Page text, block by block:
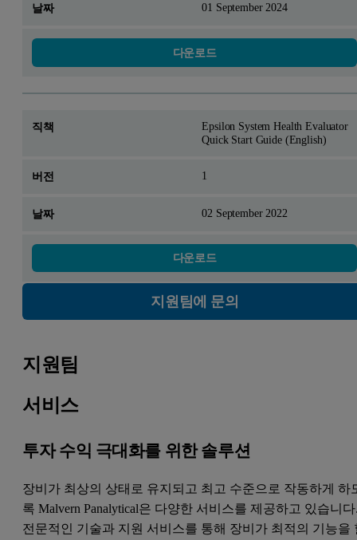
01 September 2024
다운로드
Epsilon System Health Evaluator
Quick Start Guide (English)
1
02 September 2022
다운로드
지원팀에 문의
지원팀
서비스
투자 수익 극대화를 위한 솔루션
장비가 최상의 상태로 유지되고 최고 수준으로 작동하게 하
록 Malvern Panalytical은 다양한 서비스를 제공하고 있습니
전문적인 기술과 지원 서비스를 통해 장비가 최적의 기능을